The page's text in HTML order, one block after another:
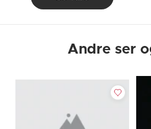
Andre ser